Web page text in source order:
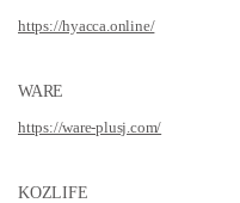
https://hyacca.online/
WARE
https://ware-plusj.com/
KOZLIFE